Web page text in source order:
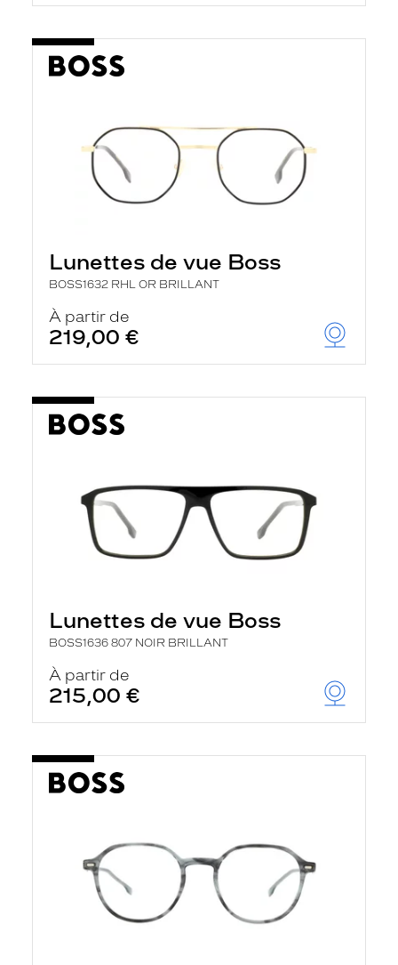
Lunettes de vue Boss
BOSS1632 RHL OR BRILLANT
À partir de
219,00 €
Lunettes de vue Boss
BOSS1636 807 NOIR BRILLANT
À partir de
215,00 €